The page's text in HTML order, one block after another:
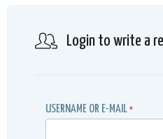
Login to write a
USERNAME OR E-MAIL *